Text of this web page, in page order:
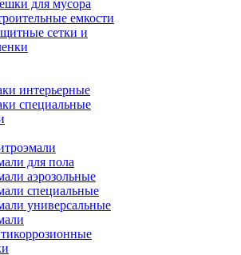
для мусора
емкости
сетки и
интерьерные
специальные
для пола
аэрозольные
специальные
универсальные